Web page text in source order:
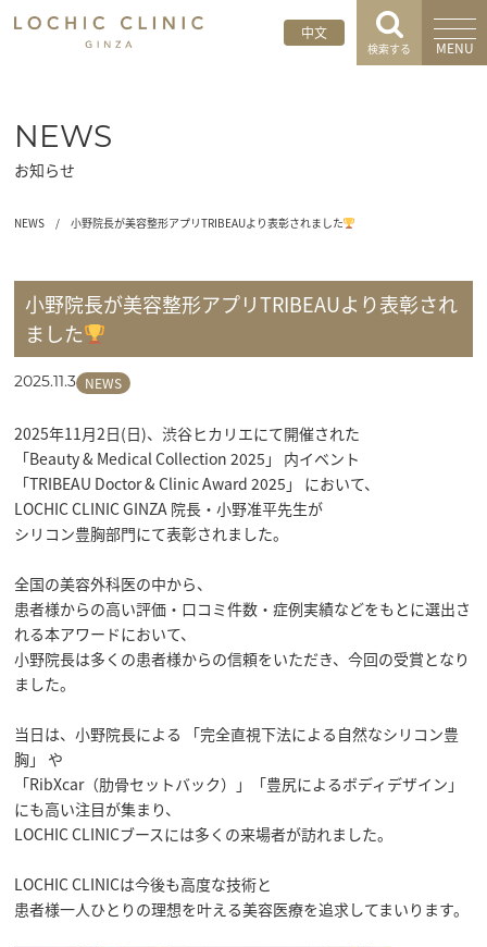
中文
検索する MENU
NEWS
お知らせ
NEWS / 小野院長が美容整形アプリTRIBEAUより表彰されました
小野院長が美容整形アプリTRIBEAUより表彰され
ました
2025.11.3 NEWS
2025年11月2日(日)、渋谷ヒカリエにて開催された
「Beauty & Medical Collection 2025」 内イベント
「TRIBEAU Doctor & Clinic Award 2025」 において、
LOCHIC CLINIC GINZA 院長・小野准平先生が
シリコン豊胸部門にて表彰されました。
全国の美容外科医の中から、
患者様からの高い評価・口コミ件数・症例実績などをもとに選出さ
れる本アワードにおいて、
小野院長は多くの患者様からの信頼をいただき、今回の受賞となり
ました。
当日は、小野院長による 「完全直視下法による自然なシリコン豊
胸」 や
「RibXcar（肋骨セットバック）」「豊尻によるボディデザイン」
にも高い注目が集まり、
LOCHIC CLINICブースには多くの来場者が訪れました。
LOCHIC CLINICは今後も高度な技術と
患者様一人ひとりの理想を叶える美容医療を追求してまいります。